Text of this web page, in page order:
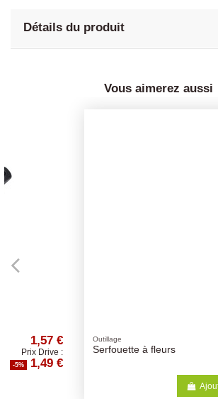
Détails du produit
Vous aimerez aussi
Outillage
Serfouette à fleurs
Ajouter au panier